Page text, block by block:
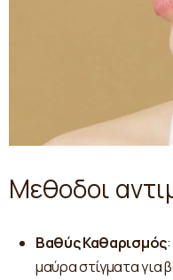
Μεθοδοι
Βαθύς Καθαρισμός
μαύρα στίγματα για